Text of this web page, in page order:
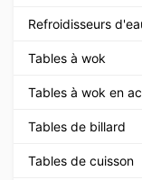
Refroidisseurs
Tables à wok
Tables à wok en
Tables de billard
Tables de cuisson